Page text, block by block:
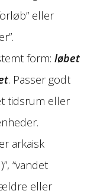
eller
form: løbet
. Passer godt
tidsrum eller
arkaisk
“vandet
ældre eller